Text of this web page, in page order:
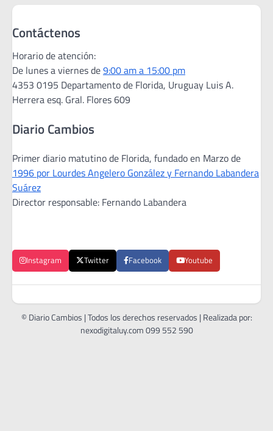
Contáctenos
Horario de atención:
De lunes a viernes de9:00 am a 15:00 pm
4353 0195 Departamento de Florida, Uruguay Luis A.
Herrera esq. Gral. Flores 609
Diario Cambios
Primer diario matutino de Florida, fundado en Marzo de
1996 por Lourdes Angelero González y Fernando Labandera
Suárez
Director responsable: Fernando Labandera
Instagram Twitter Facebook Youtube